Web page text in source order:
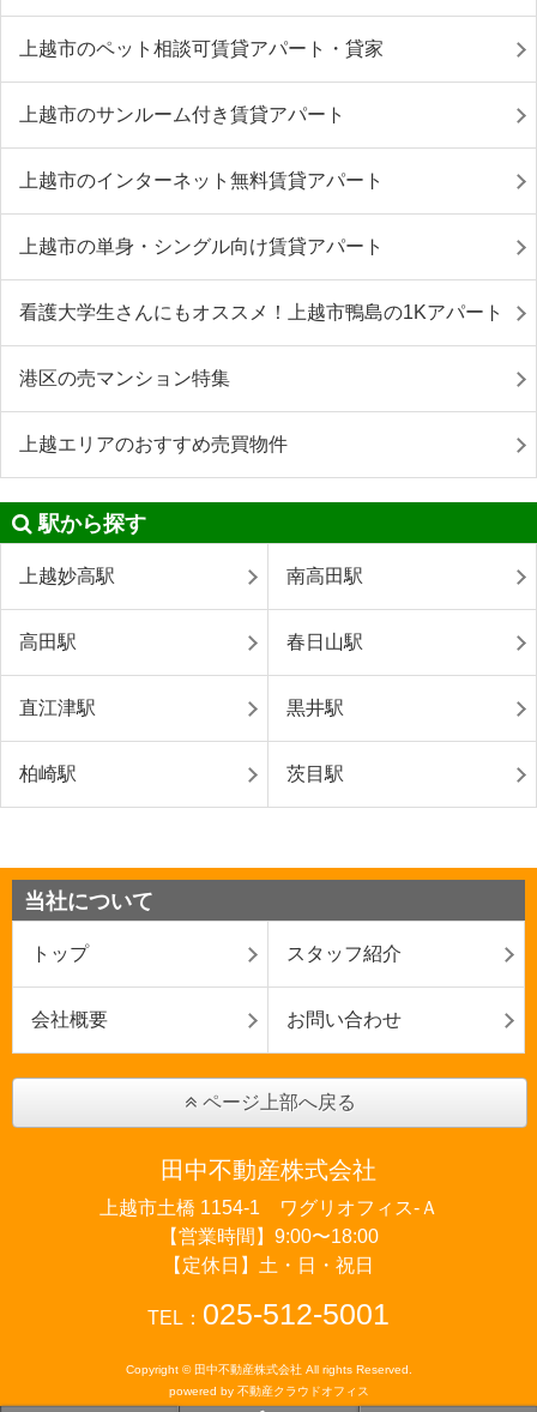
上越市のペット相談可賃貸アパート・貸家
上越市のサンルーム付き賃貸アパート
上越市のインターネット無料賃貸アパート
上越市の単身・シングル向け賃貸アパート
看護大学生さんにもオススメ！上越市鴨島の1Kアパート
港区の売マンション特集
上越エリアのおすすめ売買物件
駅から探す
上越妙高駅 南高田駅
高田駅 春日山駅
直江津駅 黒井駅
柏崎駅 茨目駅
当社について
トップ スタッフ紹介
会社概要 お問い合わせ
ページ上部へ戻る
田中不動産株式会社
上越市土橋 1154-1 ワグリオフィス‐Ａ
【営業時間】9:00〜18:00
【定休日】土・日・祝日
TEL： 025-512-5001
Copyright © 田中不動産株式会社 All rights Reserved.
powered by 不動産クラウドオフィス